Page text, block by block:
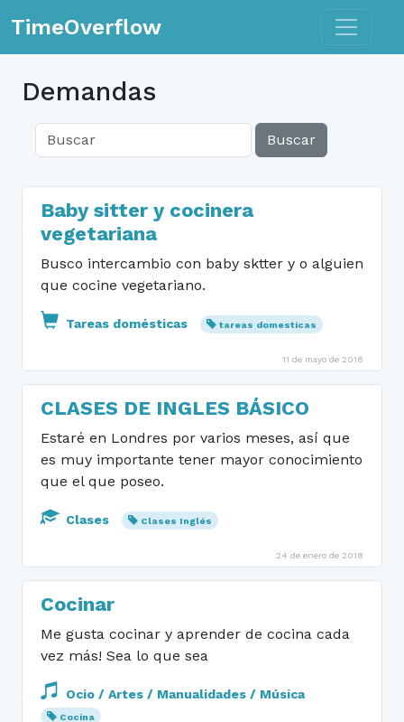
TimeOverflow Toggle
Demandas
Buscar
Baby sitter y cocinera
vegetariana
Busco intercambio con baby sktter y o alguien
que cocine vegetariano.
Tareas domésticas tareas domesticas
11 de mayo de 2018
CLASES DE INGLES BÁSICO
Estaré en Londres por varios meses, así que
es muy importante tener mayor conocimiento
que el que poseo.
Clases Clases Inglés
24 de enero de 2018
Cocinar
Me gusta cocinar y aprender de cocina cada
vez más! Sea lo que sea
Ocio / Artes / Manualidades / Música
Cocina